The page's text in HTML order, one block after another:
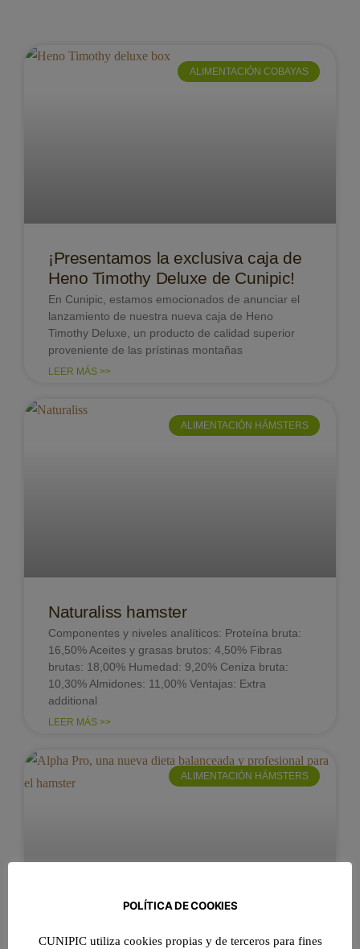
ALIMENTACIÓN COBAYAS
¡Presentamos la exclusiva caja de
Heno Timothy Deluxe de Cunipic!
En Cunipic, estamos emocionados de anunciar el
lanzamiento de nuestra nueva caja de Heno
Timothy Deluxe, un producto de calidad superior
proveniente de las prístinas montañas
LEER MÁS >>
ALIMENTACIÓN HÁMSTERS
Naturaliss hamster
Componentes y niveles analíticos: Proteína bruta:
16,50% Aceites y grasas brutos: 4,50% Fibras
brutas: 18,00% Humedad: 9,20% Ceniza bruta:
10,30% Almidones: 11,00% Ventajas: Extra
additional
LEER MÁS >>
ALIMENTACIÓN HÁMSTERS
POLÍTICA DE COOKIES
CUNIPIC utiliza cookies propias y de terceros para fines